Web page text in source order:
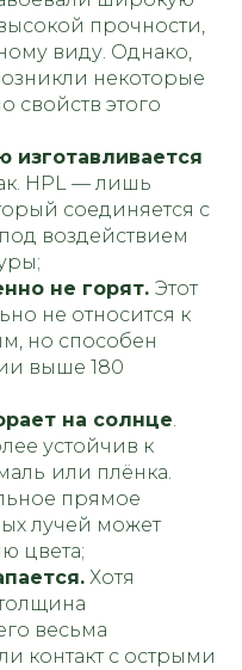
прочности,
виду. Однако,
некоторые
свойств этого
изготавливается
HPL — лишь
соединяется с
воздействием
не горят. Этот
не относится к
но способен
выше 180
на солнце.
устойчив к
или плёнка.
прямое
лучей может
цвета;
Хотя
весьма
контакт с острыми